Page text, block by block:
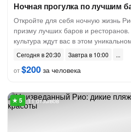
Ночная прогулка по лучшим
Откройте для себя ночную жизнь
призму лучших баров и
культура ждут вас в этом
Сегодня в 20:30
Завтра в 10:00
от$200 за человека
11 отзывов